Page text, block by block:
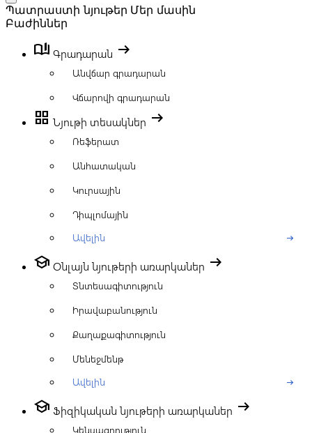
Պատրաստի նյութեր Մեր մասին
Բաժիններ
book_ribbon Գրադարան arrow_right_alt
Անվճար գրադարան
Վճարովի գրադարան
grid_view Նյութի տեսակներ arrow_right_alt
Ռեֆերատ
Անհատական
Կուրսային
Դիպլոմային
Ավելին
arrow_right_alt
school Օնլայն նյութերի առարկաներ arrow_right_alt
Տնտեսագիտություն
Իրավաբանություն
Քաղաքագիտություն
Մենեջմենթ
Ավելին
arrow_right_alt
school Ֆիզիկական նյութերի առարկաներ arrow_right_alt
Կենսագրություն